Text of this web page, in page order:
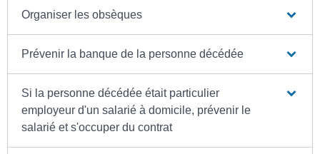
Organiser les obsèques
Prévenir la banque de la personne décédée
Si la personne décédée était particulier
employeur d'un salarié à domicile, prévenir le
salarié et s'occuper du contrat